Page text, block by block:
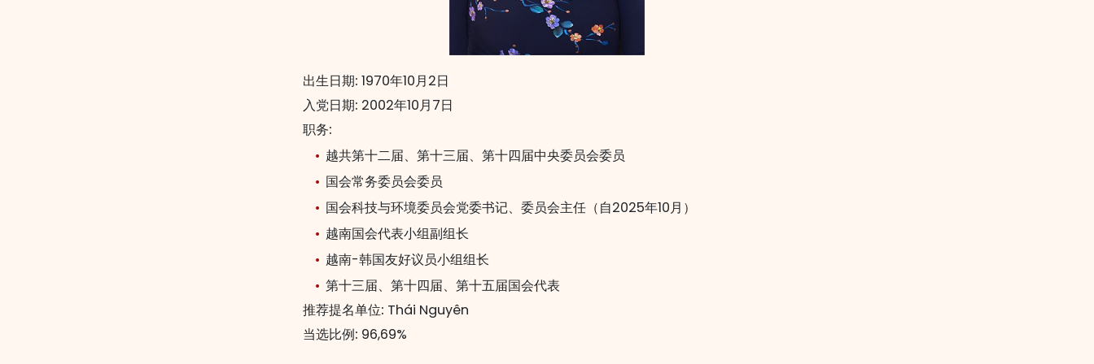
出生日期: 1970年10月2日
入党日期: 2002年10月7日
职务:
越共第十二届、第十三届、第十四届中央委员会委员
国会常务委员会委员
国会科技与环境委员会党委书记、委员会主任（自2025年10月）
越南国会代表小组副组长
越南-韩国友好议员小组组长
第十三届、第十四届、第十五届国会代表
推荐提名单位: Thái Nguyên
当选比例: 96,69%